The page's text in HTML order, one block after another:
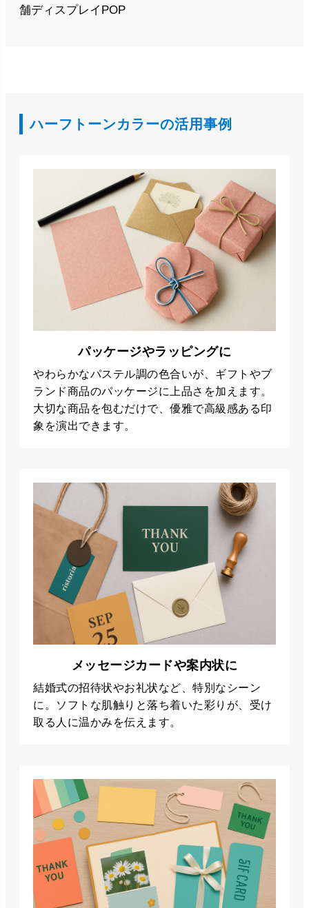
舗ディスプレイPOP
ハーフトーンカラーの活用事例
パッケージやラッピングに
やわらかなパステル調の色合いが、ギフトやブ
ランド商品のパッケージに上品さを加えます。
大切な商品を包むだけで、優雅で高級感ある印
象を演出できます。
メッセージカードや案内状に
結婚式の招待状やお礼状など、特別なシーン
に。ソフトな肌触りと落ち着いた彩りが、受け
取る人に温かみを伝えます。